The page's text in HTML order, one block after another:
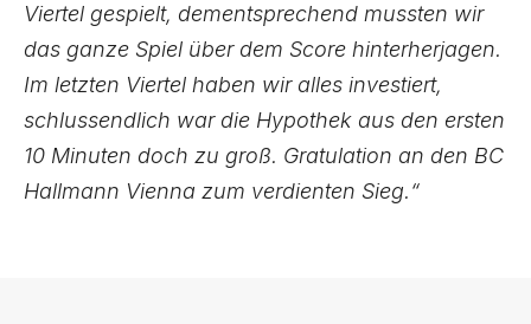
Viertel gespielt, dementsprechend mussten wir
das ganze Spiel über dem Score hinterherjagen.
Im letzten Viertel haben wir alles investiert,
schlussendlich war die Hypothek aus den ersten
10 Minuten doch zu groß. Gratulation an den BC
Hallmann Vienna zum verdienten Sieg.“